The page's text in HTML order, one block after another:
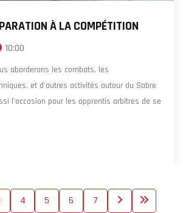
À LA COMPÉTITION
10:00
aborderons les combats, les
et d'autres activités autour du Sabre
l'occasion pour les apprentis arbitres de se
4 5 6 7